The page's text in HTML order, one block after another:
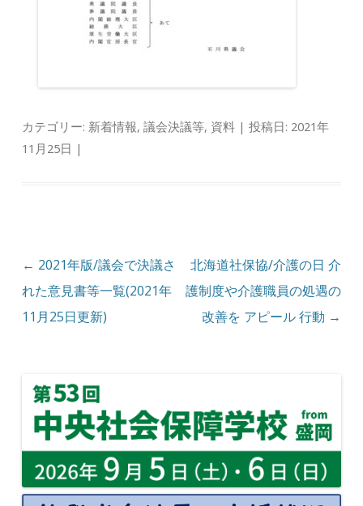
カテゴリー: 新着情報,議会決議等, 資料 | 投稿日: 2021年
11月25日 |
投稿ナビゲーション
← 2021年版/議会で決議さ
れた意見書等一覧(2021年
11月25日更新)
北海道社保協/介護の日 介
護制度や介護職員の処遇の
改善を アピール 行動 →